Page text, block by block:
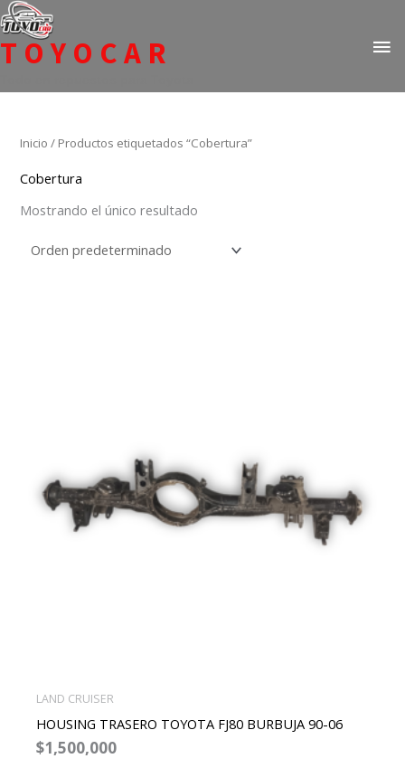
Ir
al
contenido
TOYOCAR
Inicio / Productos etiquetados “Cobertura”
Cobertura
Mostrando el único resultado
LAND CRUISER
HOUSING TRASERO TOYOTA FJ80 BURBUJA 90-06
$1,500,000